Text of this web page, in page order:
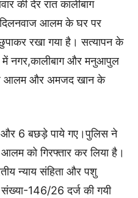
की देर रात कालीबाग
दिलनवाज आलम के घर पर
रखा गया है। सत्यापन के
नगर,कालीबाग और मनुआपुल
आलम और अमजद खान के
और 6 बछड़े पाये गए।पुलिस ने
को गिरफ्तार कर लिया है।
न्याय संहिता और पशु
146/26 दर्ज की गयी